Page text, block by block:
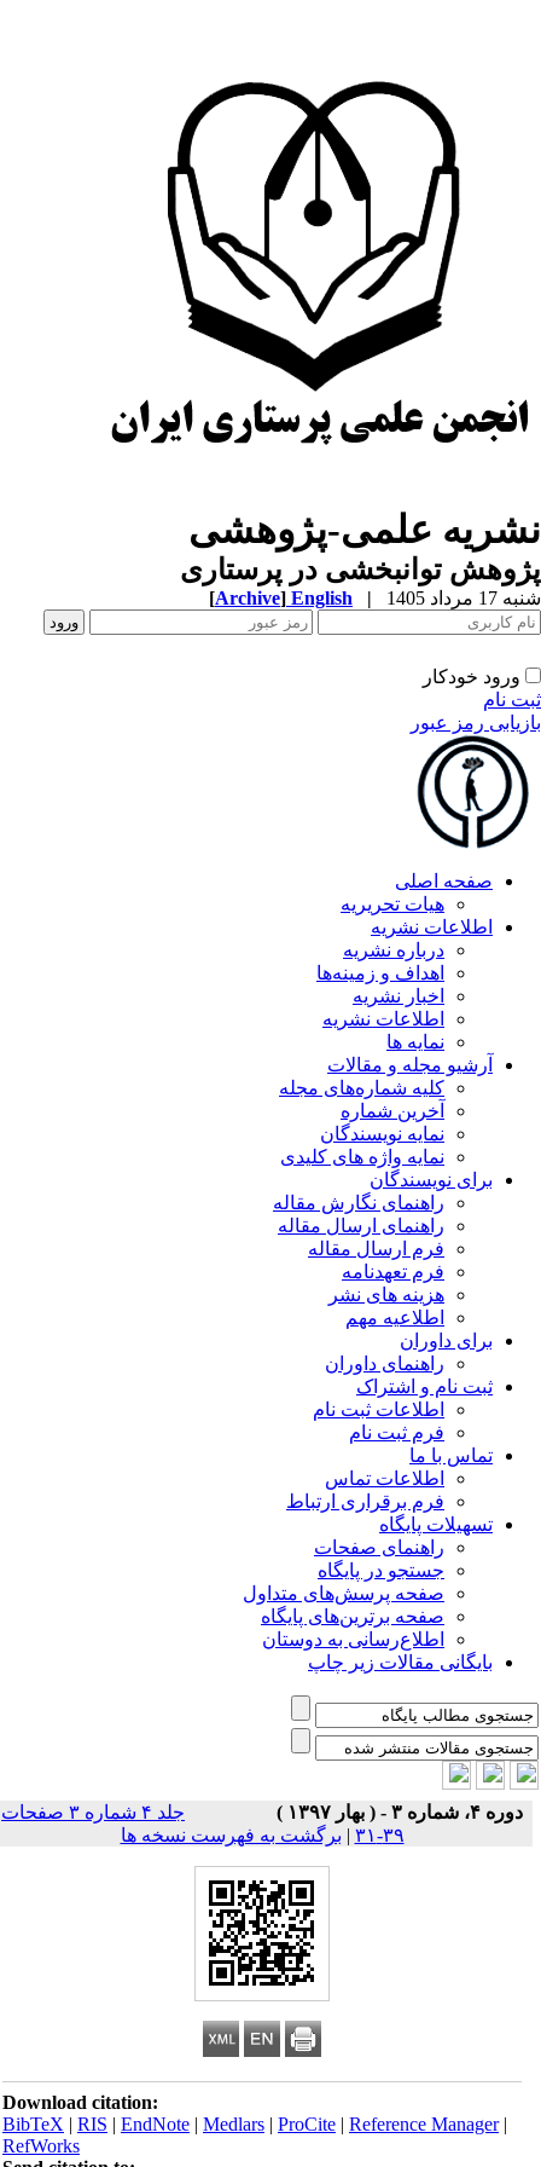
علمی-پژوهشی
توانبخشی در پرستاری
مرداد 1405 |
English
[Archive]
ورود خودکار
نام
رمز عبور
صفحه اصلی
هیات تحریریه
اطلاعات نشریه
درباره نشریه
اهداف و زمینه‌ها
اخبار نشریه
اطلاعات نشریه
نمایه ها
آرشیو مجله و مقالات
کلیه شماره‌های مجله
آخرین شماره
نمایه نویسندگان
نمایه واژه های کلیدی
برای نویسندگان
راهنمای نگارش مقاله
راهنمای ارسال مقاله
فرم ارسال مقاله
فرم تعهدنامه
هزینه های نشر
اطلاعیه مهم
برای داوران
راهنمای داوران
ثبت نام و اشتراک
اطلاعات ثبت نام
فرم ثبت نام
تماس با ما
اطلاعات تماس
فرم برقراری ارتباط
تسهیلات پایگاه
راهنمای صفحات
جستجو در پایگاه
صفحه پرسش‌های متداول
صفحه برترین‌های پایگاه
اطلاع‌رسانی به دوستان
بایگانی مقالات زیر چاپ
دوره ۴، شماره ۳ - ( بهار ۱۳۹۷ )
جلد ۴ شماره ۳ صفحات
۳۹-۳۱
|برگشت به فهرست نسخه ها
Download citation:
BibTeX|RIS|EndNote|Medlars|ProCite|Reference Manager
RefWorks